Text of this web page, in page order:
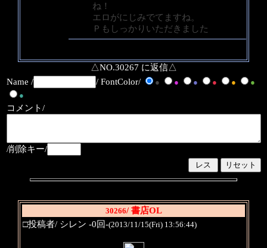
ね！
エロがにじみでてますね。
Ｐもしっかりいただきました
△NO.30267 に返信△
Name /
/ FontColor/ ● ● ● ● ●
●
●
コメント/
/削除キー/
30266/ 書店OL
□投稿者/ シレン -0回-(2013/11/15(Fri) 13:56:44)